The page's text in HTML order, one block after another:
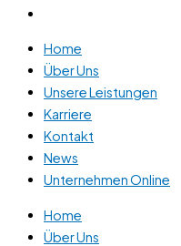
Home
Über Uns
Unsere Leistungen
Karriere
Kontakt
News
Unternehmen Online
Home
Über Uns